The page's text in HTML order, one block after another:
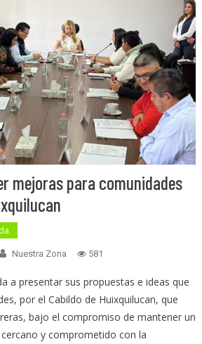
mejoras para comunidades
Nuestra Zona 581
a presentar sus propuestas e ideas que
por el Cabildo de Huixquilucan, que
bajo el compromiso de mantener un
y comprometido con la